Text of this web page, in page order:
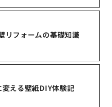
リフォームの基礎知識
える壁紙DIY体験記